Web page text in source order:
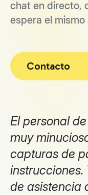
chat en directo,
espera el
Contacto
El personal
muy
capturas de
instrucciones.
de asistencia